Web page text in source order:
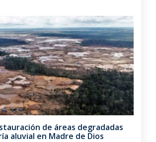
de áreas degradadas
aluvial en Madre de Dios